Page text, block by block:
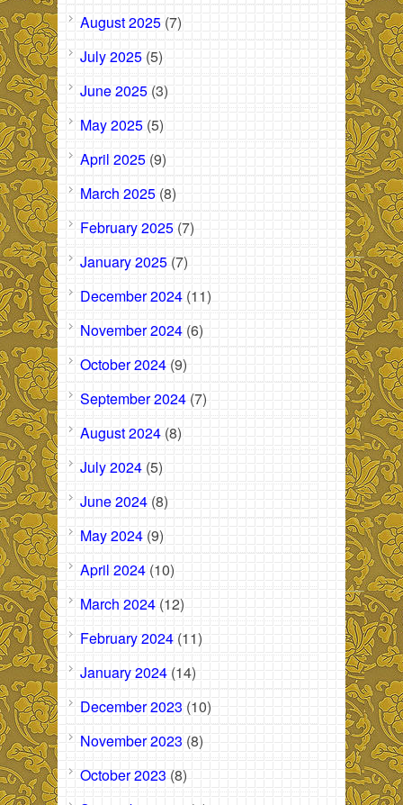
August 2025 (7)
July 2025 (5)
June 2025 (3)
May 2025 (5)
April 2025 (9)
March 2025 (8)
February 2025 (7)
January 2025 (7)
December 2024 (11)
November 2024 (6)
October 2024 (9)
September 2024 (7)
August 2024 (8)
July 2024 (5)
June 2024 (8)
May 2024 (9)
April 2024 (10)
March 2024 (12)
February 2024 (11)
January 2024 (14)
December 2023 (10)
November 2023 (8)
October 2023 (8)